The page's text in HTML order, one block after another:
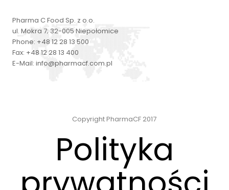
Pharma C Food Sp. z o.o.
ul. Mokra 7; 32-005 Niepołomice
Phone: +48 12 28 13 500
Fax: +48 12 28 13 400
E-Mail: info@pharmacf.com.pl
Copyright PharmaCF 2017
Polityka